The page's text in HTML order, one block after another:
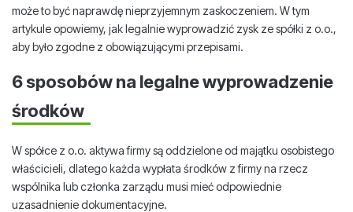
może to być naprawdę nieprzyjemnym zaskoczeniem. W tym
artykule opowiemy, jak legalnie wyprowadzić zysk ze spółki z o.o.,
aby było zgodne z obowiązującymi przepisami.
6 sposobów na legalne wyprowadzenie
środków
W spółce z o.o. aktywa firmy są oddzielone od majątku osobistego
właścicieli, dlatego każda wypłata środków z firmy na rzecz
wspólnika lub członka zarządu musi mieć odpowiednie
uzasadnienie dokumentacyjne.